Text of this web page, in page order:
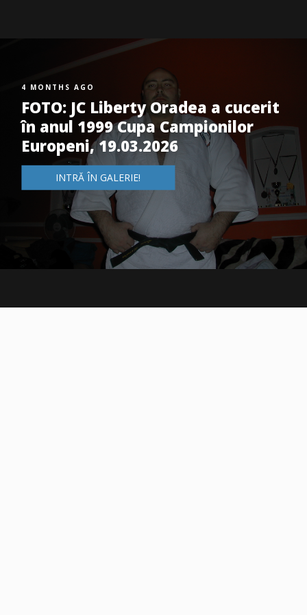
4 MONTHS AGO
FOTO: JC Liberty Oradea a cucerit
în anul 1999 Cupa Campionilor
Europeni, 19.03.2026
INTRĂ ÎN GALERIE!